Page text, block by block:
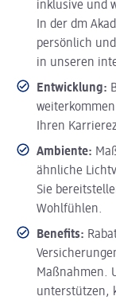
inklusive und
In der dm
persönlich
in unseren
Entwicklung:
Ihren
Ambiente:
ähnliche
Sie
Wohlfühlen.
Benefits:
Maßnahmen.
unterstützen,